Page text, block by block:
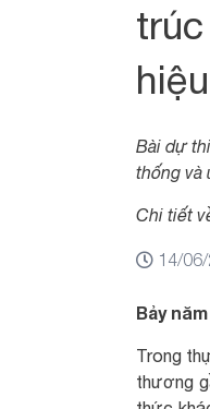
hiệu
Bài dự
thống và
Chi tiết
14/06/
Bảy
Trong
thương